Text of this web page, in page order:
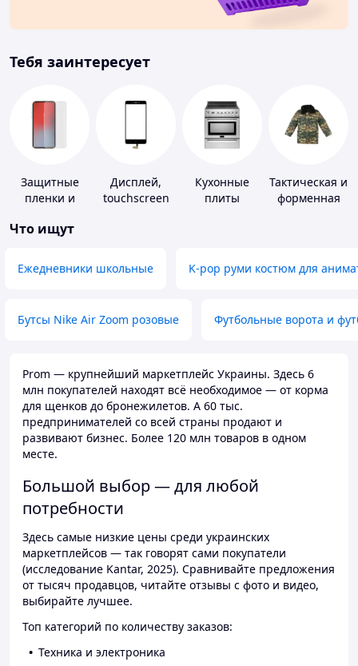
Тебя заинтересует
Защитные
пленки и
портативных
Дисплей,
touchscreen
Кухонные
плиты
Тактическая и
форменная
Что ищут
Ежедневники школьные K-pop руми костюм для
Бутсы Nike Air Zoom розовые Футбольные ворота и
Prom — крупнейший маркетплейс Украины. Здесь 6
млн покупателей находят всё необходимое — от корма
для щенков до бронежилетов. А 60 тыс.
предпринимателей со всей страны продают и
развивают бизнес. Более 120 млн товаров в одном
месте.
Большой выбор — для любой
потребности
Здесь самые низкие цены среди украинских
маркетплейсов — так говорят сами покупатели
(исследование Kantar, 2025). Сравнивайте предложения
от тысяч продавцов, читайте отзывы с фото и видео,
выбирайте лучшее.
Топ категорий по количеству заказов:
Техника и электроника